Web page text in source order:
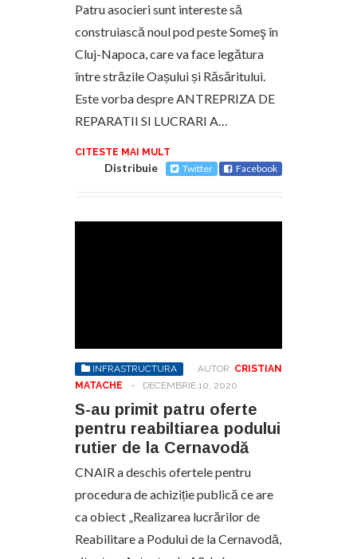
Patru asocieri sunt intereste să
construiască noul pod peste Someş în
Cluj-Napoca, care va face legătura
între străzile Oașului și Răsăritului.
Este vorba despre ANTREPRIZA DE
REPARATII SI LUCRARI A…
CITESTE MAI MULT
Distribuie Twitter Facebook
INFRASTRUCTURA AUTOR: CRISTIAN
MATACHE
- DECEMBRIE 10, 2020
S-au primit patru oferte
pentru reabiltiarea podului
rutier de la Cernavodă
CNAIR a deschis ofertele pentru
procedura de achiziție publică ce are
ca obiect „Realizarea lucrărilor de
Reabilitare a Podului de la Cernavodă,